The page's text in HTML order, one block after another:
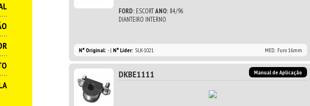
FORD: ESCORTANO: 84/96
DIANTEIRO INTERNO
N° Original: - | N° Líder: SLK-1021 MED.: Furo 16mm
DKBE1111 Manual de Aplicação